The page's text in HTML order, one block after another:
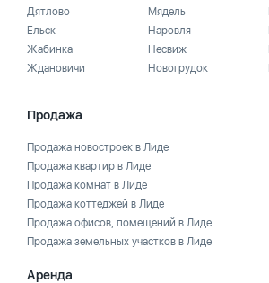
Дятлово
Ельск
Жабинка
Ждановичи
Мядель
Наровля
Несвиж
Новогрудок
Продажа
Продажа новостроек в Лиде
Продажа квартир в Лиде
Продажа комнат в Лиде
Продажа коттеджей в Лиде
Продажа офисов, помещений в Лиде
Продажа земельных участков в Лиде
Аренда